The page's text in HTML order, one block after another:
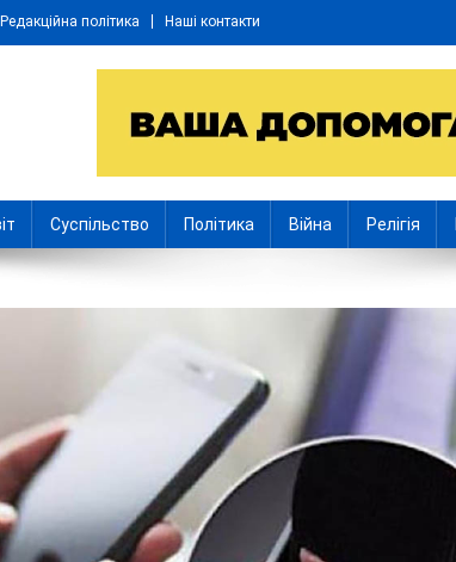
Редакційна політика Наші контакти
Суспільство Політика Війна Релігія